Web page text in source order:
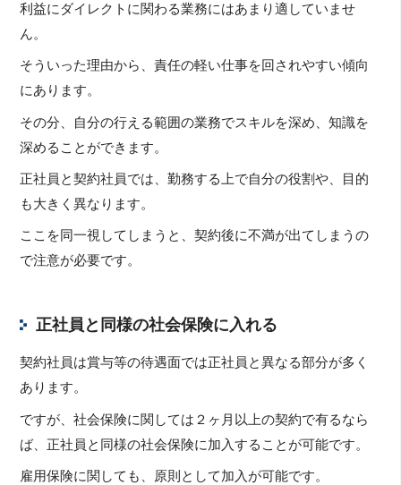
利益にダイレクトに関わる業務にはあまり適していませ
ん。
そういった理由から、責任の軽い仕事を回されやすい傾向
にあります。
その分、自分の行える範囲の業務でスキルを深め、知識を
深めることができます。
正社員と契約社員では、勤務する上で自分の役割や、目的
も大きく異なります。
ここを同一視してしまうと、契約後に不満が出てしまうの
で注意が必要です。
正社員と同様の社会保険に入れる
契約社員は賞与等の待遇面では正社員と異なる部分が多く
あります。
ですが、社会保険に関しては２ヶ月以上の契約で有るなら
ば、正社員と同様の社会保険に加入することが可能です。
雇用保険に関しても、原則として加入が可能です。